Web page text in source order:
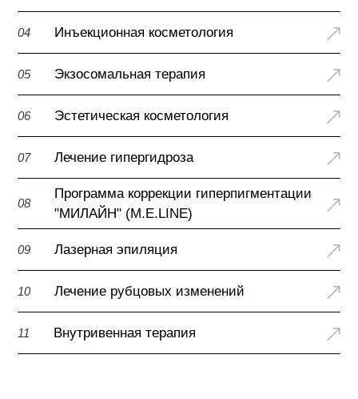
04 Инъекционная косметология
05 Экзосомальная терапия
06 Эстетическая косметология
07 Лечение гипергидроза
08
Программа коррекции гиперпигментации
"МИЛАЙН" (M.E.LINE)
09 Лазерная эпиляция
10 Лечение рубцовых изменений
11 Внутривенная терапия